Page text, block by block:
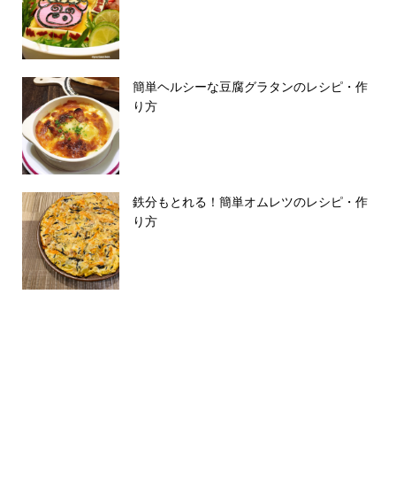
簡単ヘルシーな豆腐グラタンのレシピ・作
り方
鉄分もとれる！簡単オムレツのレシピ・作
り方